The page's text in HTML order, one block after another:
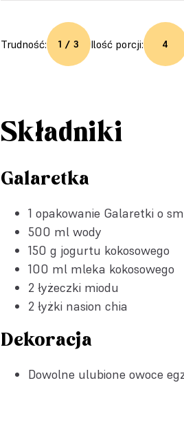
Trudność: 1 / 3 Ilość porcji: 4
Składniki
Galaretka
1 opakowanie Galaretki o
500 ml wody
150 g jogurtu kokosowego
100 ml mleka kokosowego
2 łyżeczki miodu
2 łyżki nasion chia
Dekoracja
Dowolne ulubione owoce